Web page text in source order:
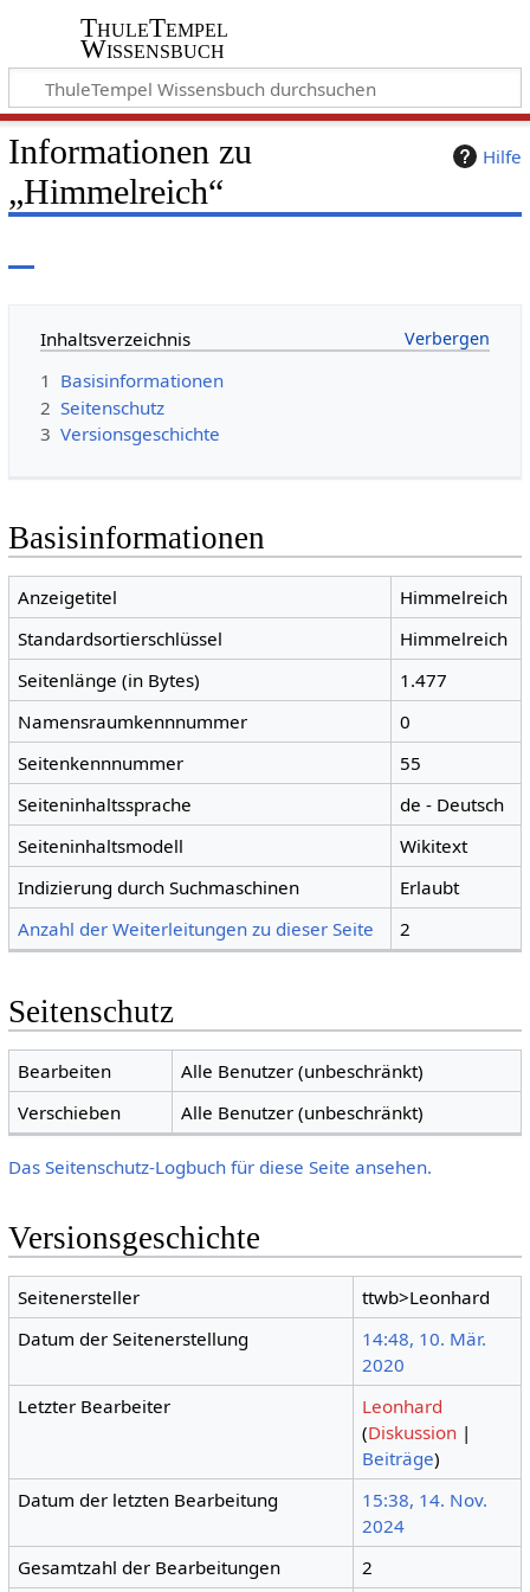
ThuleTempel
Wissensbuch
Hilfe
Informationen zu
„Himmelreich“
Inhaltsverzeichnis
1 Basisinformationen
2 Seitenschutz
3 Versionsgeschichte
Basisinformationen
Anzeigetitel
Himmelreich
Standardsortierschlüssel
Himmelreich
Seitenlänge (in Bytes)
1.477
Namensraumkennnummer
0
Seitenkennnummer
55
Seiteninhaltssprache
de - Deutsch
Seiteninhaltsmodell
Wikitext
Indizierung durch Suchmaschinen
Erlaubt
Anzahl der Weiterleitungen zu dieser Seite
2
Seitenschutz
Bearbeiten
Alle Benutzer (unbeschränkt)
Verschieben
Alle Benutzer (unbeschränkt)
Das Seitenschutz-Logbuch für diese Seite ansehen.
Versionsgeschichte
Seitenersteller
ttwb>Leonhard
Datum der Seitenerstellung
14:48, 10. Mär.
2020
Letzter Bearbeiter
Leonhard
(Diskussion |
Beiträge)
Datum der letzten Bearbeitung
15:38, 14. Nov.
2024
Gesamtzahl der Bearbeitungen
2